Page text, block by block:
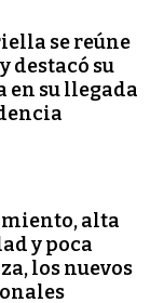
se reúne
destacó su
en su llegada
alta
y poca
los nuevos